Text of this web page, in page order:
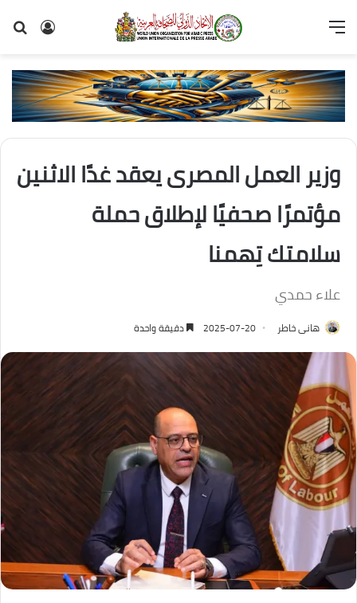
تسجيل
القائمة
وزير العمل المصرى يعقد غدًا الاثنين
مؤتمرًا صحفيًا لإطلاق حملة
سلامتك تِهمنا
علاء حمدي
هانى خاطر 2025-07-20 دقيقة واحدة